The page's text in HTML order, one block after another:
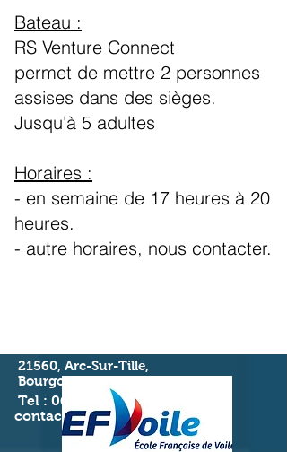
Bateau :
RS Venture Connect
permet de mettre 2 personnes
assises dans des sièges.
Jusqu'à 5 adultes
Horaires :
- en semaine de 17 heures à 20
heures.
- autre horaires, nous contacter.
21560, Arc-Sur-Tille,
Bourgogne, France
Tel : 06.86.06.94.32
contact@clubadav.com